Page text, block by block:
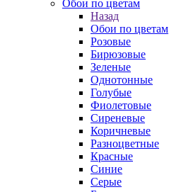
Обои по цветам
Назад
Обои по цветам
Розовые
Бирюзовые
Зеленые
Однотонные
Голубые
Фиолетовые
Сиреневые
Коричневые
Разноцветные
Красные
Синие
Серые